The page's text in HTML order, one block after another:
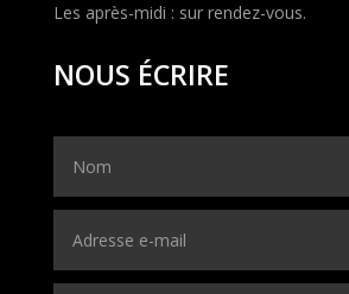
Les après-midi : sur rendez-vous.
NOUS ÉCRIRE